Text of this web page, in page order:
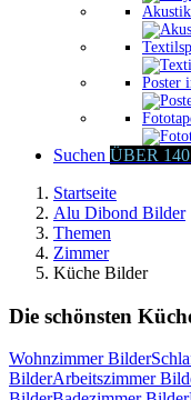
Poster
Suchen ÜBER
Startseite
Alu Dibond Bilder
Themen
Zimmer
Küche Bilder
Die schönsten
Wohnzimmer Bilder
BilderArbeitszimmer